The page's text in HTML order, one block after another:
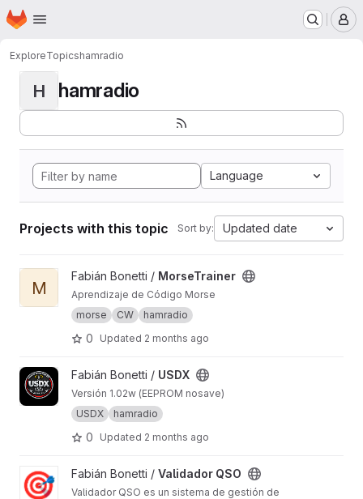
Skip to main content
Homepage
ExploreTopicshamradio
H hamradio
Language
Projects with this topic Sort by: Updated date
View MorseTrainer project
M
Fabián Bonetti / MorseTrainer
Aprendizaje de Código Morse
morse
CW hamradio
0 Updated 2 months ago
View USDX project
Fabián Bonetti / USDX
Versión 1.02w (EEPROM nosave)
USDX
hamradio
0 Updated 2 months ago
View Validador QSO project
Fabián Bonetti / Validador QSO
Validador QSO es un sistema de gestión de